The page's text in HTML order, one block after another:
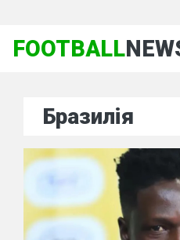
FOOTBALL
Бразилія